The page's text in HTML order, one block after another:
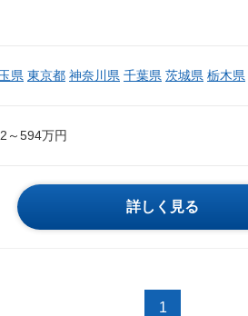
県 東京都 神奈川県 千葉県 茨城県 栃木県
～594万円
詳しく見る
1